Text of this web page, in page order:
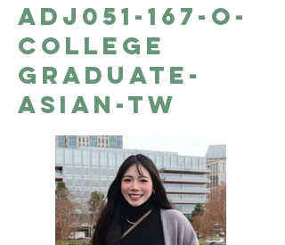
ADJ051-167-O-
College
Graduate-
Asian-TW